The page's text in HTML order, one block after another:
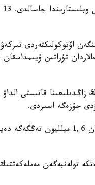
اۆتوكولىكتەردى
تۇراتىن
قاتىستى
ءبىر كولىك قۇرالىن رەسىمدەۋ اۆتوكولىك جۇرگىزۋشىلەرىنە 400
تولەنبەگەن